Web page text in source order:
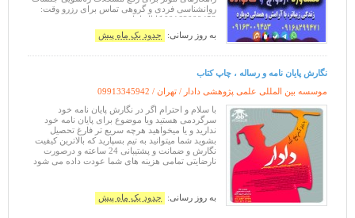
روانشناسی فردی و گروهی تماس برای رزرو وقت:
09163009453 کانال ایتا:
https://eitaa.com/arameshnama کانال واتساپ
https://ch
به روز رسانی: حدود یک ماه پیش
نگارش پایان نامه و رساله ، چاپ کتاب
موسسه بین المللی علمی پژوهشی دادار / تهران / 09913345942
با سلام و احترام اگر در نگارش پایان نامه خود
سرگردمی هستید ویا موضوع برای پایان نامه خود
ندارید و یا میخواهید هرچه سریع تر فارغ تحصیل
بشوید شما میتوانید به تیم بسپارید که بالاترین کیفیت
نگارش و ضمانت و پشتیبانی 24 ساعته و درصورت
نارضایتی تمامی هزینه های شما عودت داده می شود
به روز رسانی: حدود یک ماه پیش